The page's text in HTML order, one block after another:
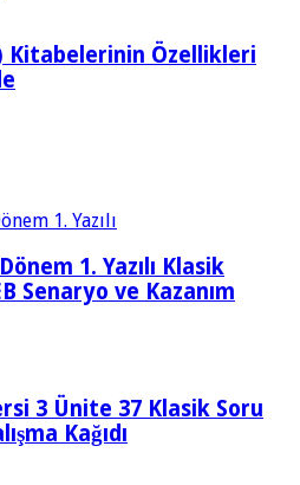
Kitabelerinin Özellikleri
1. Yazılı Klasik
Senaryo ve Kazanım
3 Ünite 37 Klasik Soru
Kağıdı